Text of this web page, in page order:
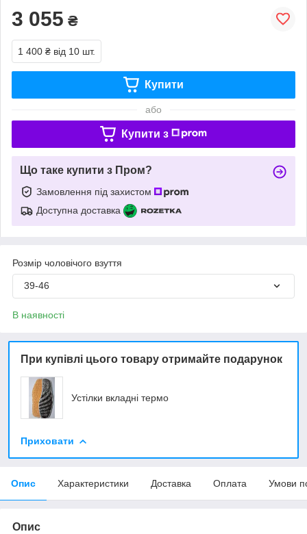
3 055 ₴
1 400 ₴ від 10 шт.
Купити
або
Купити з
Що таке купити з Пром?
Замовлення під захистом
Доступна доставка
Розмір чоловічого взуття
39-46
В наявності
При купівлі цього товару отримайте подарунок
Устілки вкладні термо
Приховати
Опис Характеристики Доставка Оплата Умови
Опис